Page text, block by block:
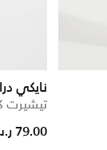
نايكي دراي
تيشيرت
from79.00 ر.س